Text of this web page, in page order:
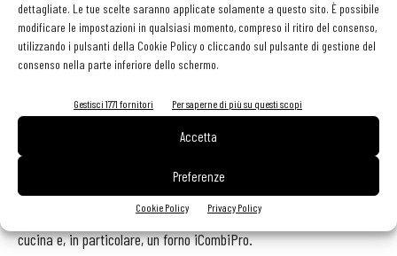
dettagliate. Le tue scelte saranno applicate solamente a questo sito. È possibile
modificare le impostazioni in qualsiasi momento, compreso il ritiro del consenso,
utilizzando i pulsanti della Cookie Policy o cliccando sul pulsante di gestione del
consenso nella parte inferiore dello schermo.
Gestisci 1771 fornitori Per saperne di più su questi scopi
Accetta
Preferenze
Cookie Policy Privacy Policy
Un vantaggio utile non solo per la ristorazione ma anche per il
foodservice e per le cosiddette “dark-kitchen ”. Dice per esempio
Andrea Scamperle, direttore generale di Ortonuovo
macchine permettono di standardizzare i processi di lavorazione,
in linea con un concetto di produzione giornaliero che non ammette
errori, e consentono di ottenere un prodotto ottimo, di qualità
costante e nelle tempistiche ridotte tipiche della grande
distribuzione». Ortonuovo utilizza tecnologie Rational nella propria
cucina e, in particolare, un forno iCombiPro.